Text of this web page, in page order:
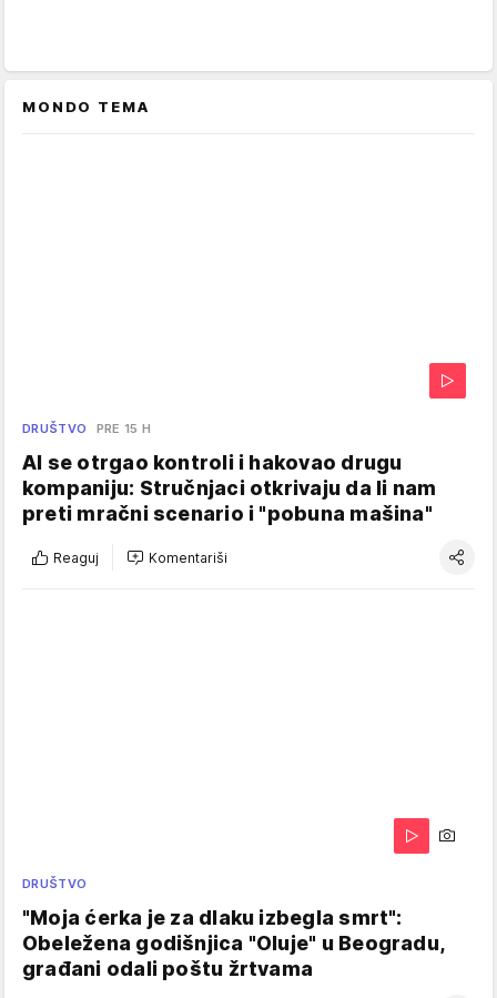
MONDO TEMA
DRUŠTVO PRE 15 H
AI se otrgao kontroli i hakovao drugu
kompaniju: Stručnjaci otkrivaju da li nam
preti mračni scenario i "pobuna mašina"
Reaguj Komentariši
DRUŠTVO
"Moja ćerka je za dlaku izbegla smrt":
Obeležena godišnjica "Oluje" u Beogradu,
građani odali poštu žrtvama